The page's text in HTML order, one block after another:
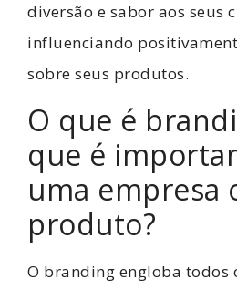
diversão e sabor aos seus
influenciando
sobre seus produtos.
O que é
que é
uma empresa
produto?
O branding engloba todos